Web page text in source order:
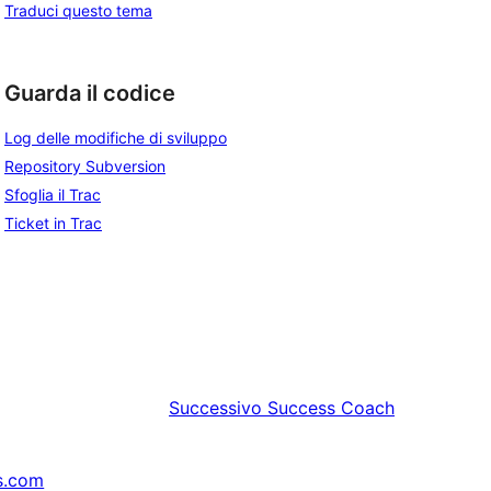
Traduci questo tema
Guarda il codice
Log delle modifiche di sviluppo
Repository Subversion
Sfoglia il Trac
Ticket in Trac
Successivo Success Coach